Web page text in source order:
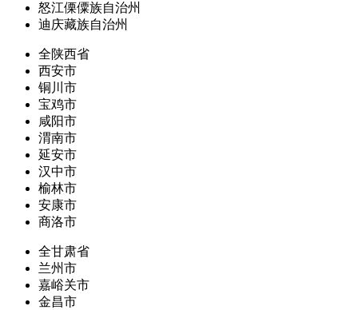
怒江傈僳族自治州
迪庆藏族自治州
全陕西省
西安市
铜川市
宝鸡市
咸阳市
渭南市
延安市
汉中市
榆林市
安康市
商洛市
全甘肃省
兰州市
嘉峪关市
金昌市